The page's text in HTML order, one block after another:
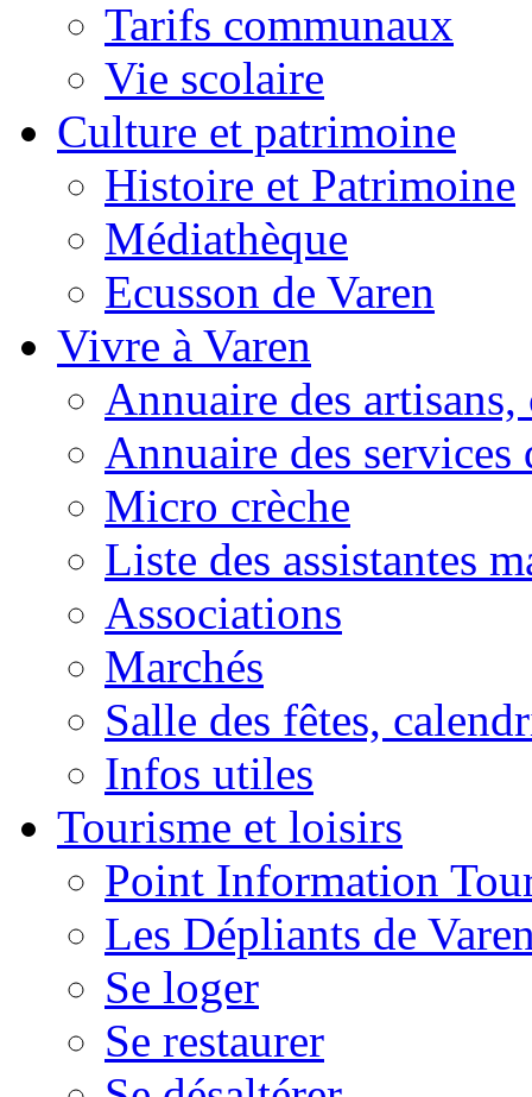
Tarifs communaux
Vie scolaire
Culture et patrimoine
Histoire et Patrimoine
Médiathèque
Ecusson de Varen
Vivre à Varen
Annuaire des
Annuaire des services
Micro crèche
Liste des assistantes
Associations
Marchés
Salle des fêtes,
Infos utiles
Tourisme et loisirs
Point Information
Les Dépliants de
Se loger
Se restaurer